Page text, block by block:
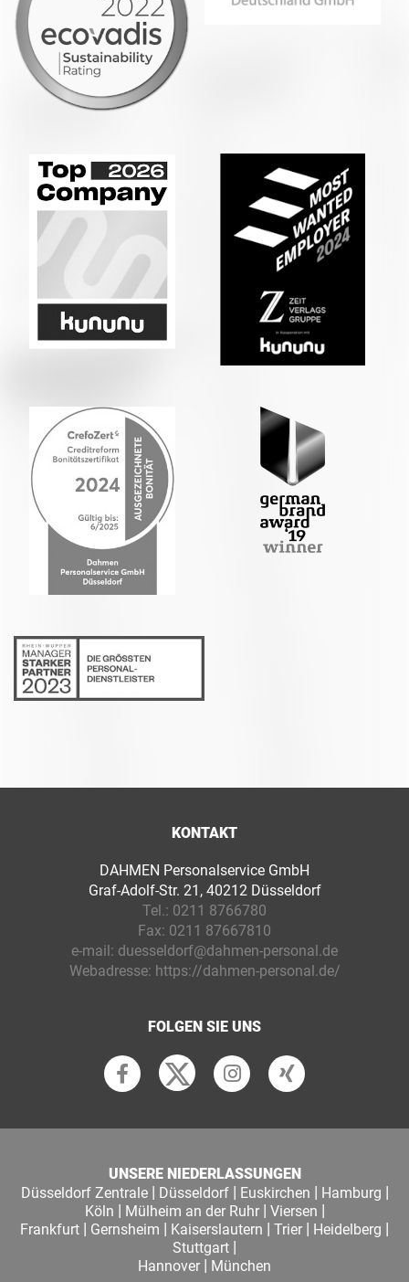
KONTAKT
DAHMEN Personalservice GmbH
Graf-Adolf-Str. 21, 40212 Düsseldorf
Tel.: 0211 8766780
Fax: 0211 87667810
e-mail: duesseldorf@dahmen-personal.de
Webadresse: https://dahmen-personal.de/
FOLGEN SIE UNS
UNSERE NIEDERLASSUNGEN
Düsseldorf Zentrale| Düsseldorf| Euskirchen | Hamburg |
Köln | Mülheim an der Ruhr| Viersen |
Frankfurt | Gernsheim | Kaiserslautern | Trier | Heidelberg |
Stuttgart |
Hannover | München